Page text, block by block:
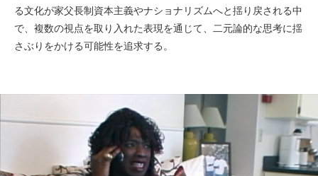
る文化が家父長制資本主義やナショナリズムへと揺り戻される中
で、複数の視点を取り入れた表現を通じて、二元論的な思考に揺
さぶりをかける可能性を追求する。